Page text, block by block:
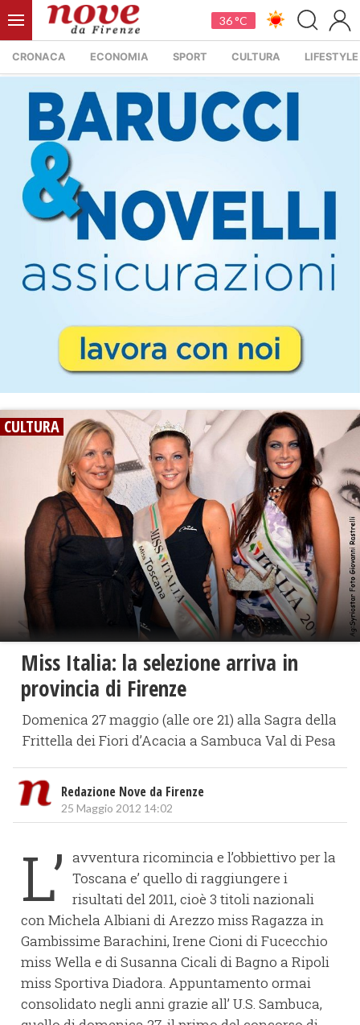
36 °C
CRONACA ECONOMIA SPORT CULTURA LIFESTYLE
CULTURA
Miss Italia: la selezione arriva in
provincia di Firenze
Domenica 27 maggio (alle ore 21) alla Sagra della
Frittella dei Fiori d’Acacia a Sambuca Val di Pesa
Redazione Nove da Firenze
25 Maggio 2012 14:02
L’ avventura ricomincia e l’obbiettivo per la
Toscana e’ quello di raggiungere i
risultati del 2011, cioè 3 titoli nazionali
con Michela Albiani di Arezzo miss Ragazza in
Gambissime Barachini, Irene Cioni di Fucecchio
miss Wella e di Susanna Cicali di Bagno a Ripoli
miss Sportiva Diadora. Appuntamento ormai
consolidato negli anni grazie all’ U.S. Sambuca,